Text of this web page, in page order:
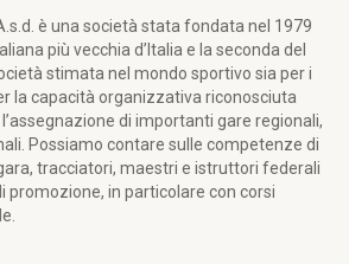
è una società stata fondata nel 1979
più vecchia d’Italia e la seconda del
stimata nel mondo sportivo sia per i
la capacità organizzativa riconosciuta
di importanti gare regionali,
Possiamo contare sulle competenze di
tracciatori, maestri e istruttori federali
promozione, in particolare con corsi